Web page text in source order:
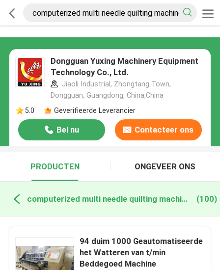
Dongguan Yuxing Machinery Equipment
Technology Co., Ltd.
Jiaoli Industrial, Zhongtang Town,
Dongguan, Guangdong, China,China
5.0
Geverifieerde Leverancier
Bel nu Contacteer ons
PRODUCTEN ONGEVEER ONS
computerized multi needle quilting machine online fabricage (100)
94 duim 1000 Geautomatiseerde
het Watteren van t/min
Beddegoed Machine